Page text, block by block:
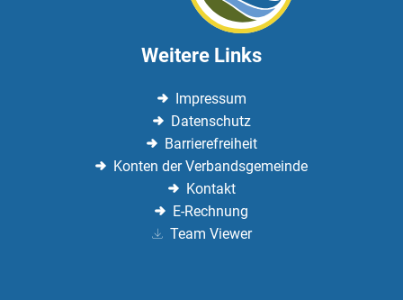
Weitere Links
Impressum
Datenschutz
Barrierefreiheit
Konten der Verbandsgemeinde
Kontakt
E-Rechnung
Team Viewer